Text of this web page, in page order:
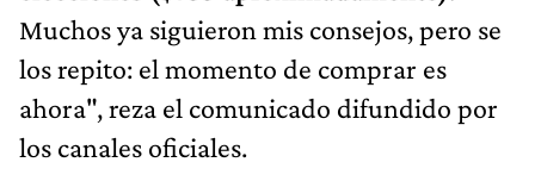
Muchos ya siguieron mis consejos, pero se
los repito: el momento de comprar es
ahora", reza el comunicado difundido por
los canales oficiales.